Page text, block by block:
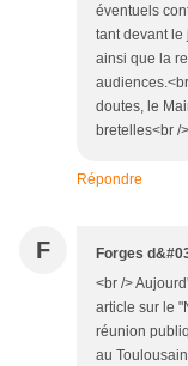
éventuels
tant devant
ainsi que la
doutes, le
bretelles<br />
Répondre
F Forges
<br />
article sur le
réunion
au